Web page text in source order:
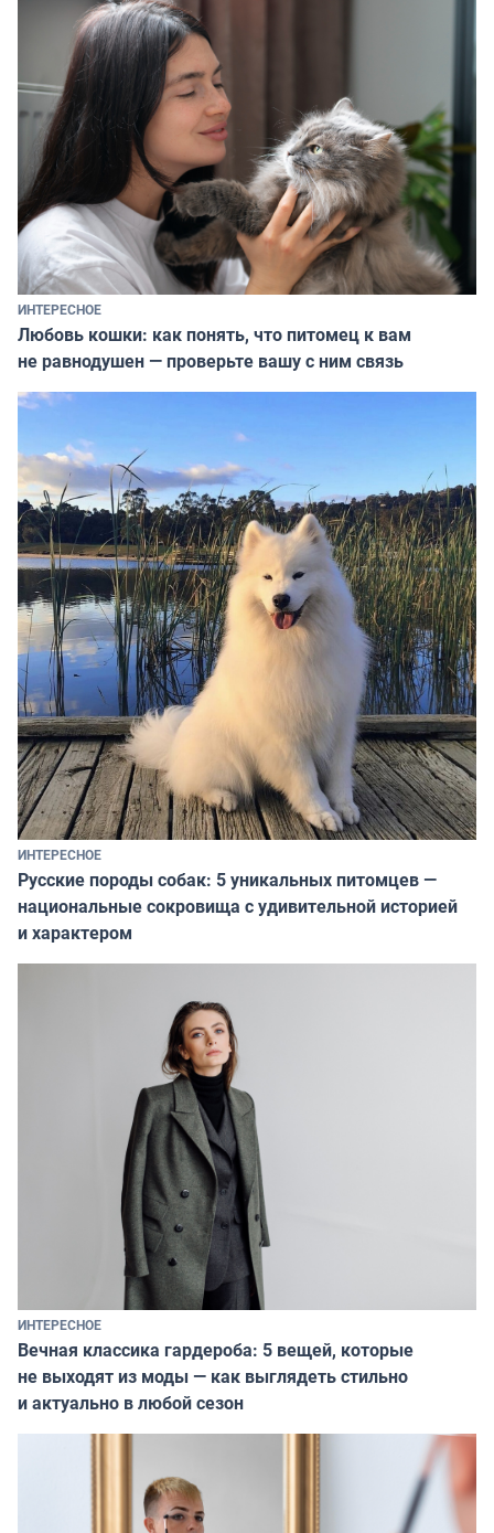
ИНТЕРЕСНОЕ
Любовь кошки: как понять, что питомец к вам
не равнодушен — проверьте вашу с ним связь
ИНТЕРЕСНОЕ
Русские породы собак: 5 уникальных питомцев —
национальные сокровища с удивительной историей
и характером
ИНТЕРЕСНОЕ
Вечная классика гардероба: 5 вещей, которые
не выходят из моды — как выглядеть стильно
и актуально в любой сезон